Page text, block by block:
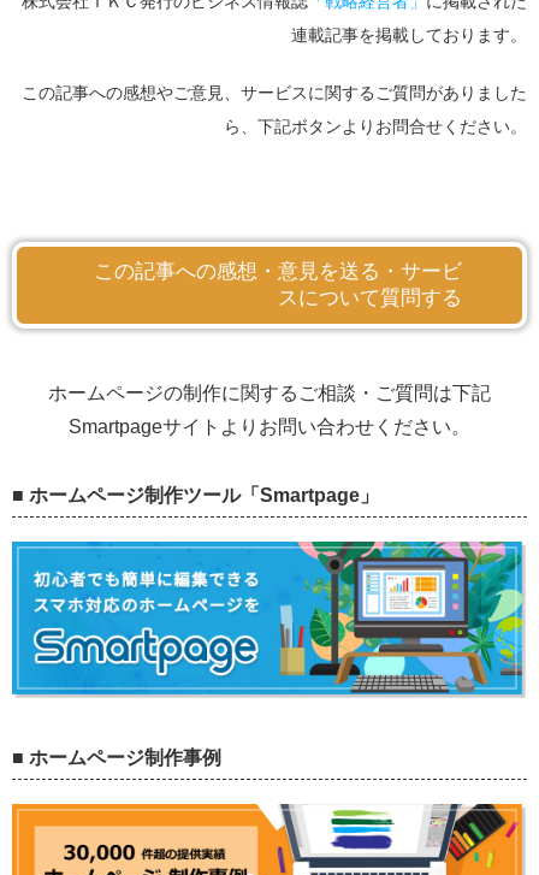
連載記事を掲載しております。
この記事への感想やご意見、サービスに関するご質問がありました
ら、下記ボタンよりお問合せください。
この記事への感想・意見を送る・サービ
スについて質問する
ホームページの制作に関するご相談・ご質問は下記
Smartpageサイトよりお問い合わせください。
■ ホームページ制作ツール「Smartpage」
■ ホームページ制作事例